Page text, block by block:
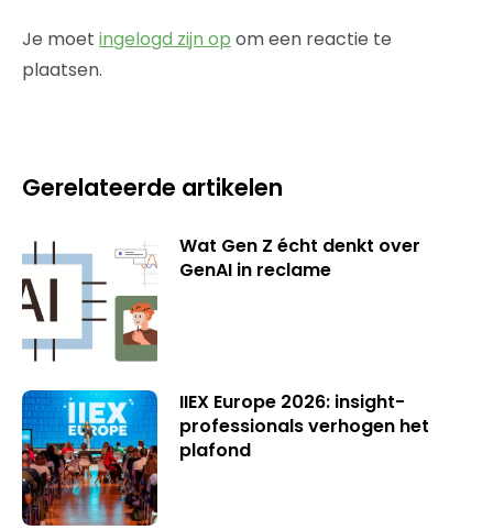
Je moet ingelogd zijn op om een reactie te
plaatsen.
Gerelateerde artikelen
Wat Gen Z écht denkt over
GenAI in reclame
IIEX Europe 2026: insight-
professionals verhogen het
plafond